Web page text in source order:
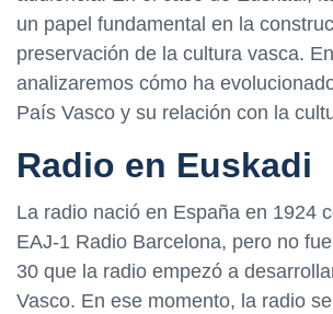
un papel fundamental en la
preservación de la cultura vasca.
analizaremos cómo ha
País Vasco y su relación con la
Radio en Euskadi
La radio nació en España en 1924
EAJ-1 Radio Barcelona, pero no
30 que la radio empezó a
Vasco. En ese momento, la radio